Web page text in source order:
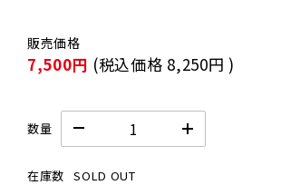
7,500円 (税込価格 8,250円 )
数量
在庫数 SOLD OUT